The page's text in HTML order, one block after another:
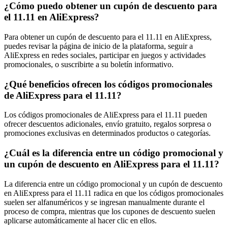
¿Cómo puedo obtener un cupón de descuento para
el 11.11 en AliExpress?
Para obtener un cupón de descuento para el 11.11 en AliExpress,
puedes revisar la página de inicio de la plataforma, seguir a
AliExpress en redes sociales, participar en juegos y actividades
promocionales, o suscribirte a su boletín informativo.
¿Qué beneficios ofrecen los códigos promocionales
de AliExpress para el 11.11?
Los códigos promocionales de AliExpress para el 11.11 pueden
ofrecer descuentos adicionales, envío gratuito, regalos sorpresa o
promociones exclusivas en determinados productos o categorías.
¿Cuál es la diferencia entre un código promocional y
un cupón de descuento en AliExpress para el 11.11?
La diferencia entre un código promocional y un cupón de descuento
en AliExpress para el 11.11 radica en que los códigos promocionales
suelen ser alfanuméricos y se ingresan manualmente durante el
proceso de compra, mientras que los cupones de descuento suelen
aplicarse automáticamente al hacer clic en ellos.